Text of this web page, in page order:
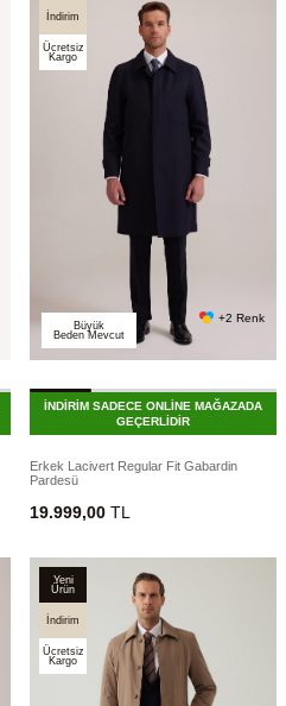
İndirim
Ücretsiz
Kargo
Büyük
Beden Mevcut
+2 Renk
İNDİRİM SADECE ONLİNE MAĞAZADA
GEÇERLİDİR
Erkek Lacivert Regular Fit Gabardin
Pardesü
19.999,00 TL
Yeni
Ürün
İndirim
Ücretsiz
Kargo